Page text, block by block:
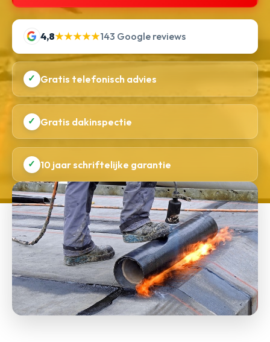
4,8★★★★★143 Google reviews
✓ Gratis telefonisch advies
✓ Gratis dakinspectie
✓ 10 jaar schriftelijke garantie